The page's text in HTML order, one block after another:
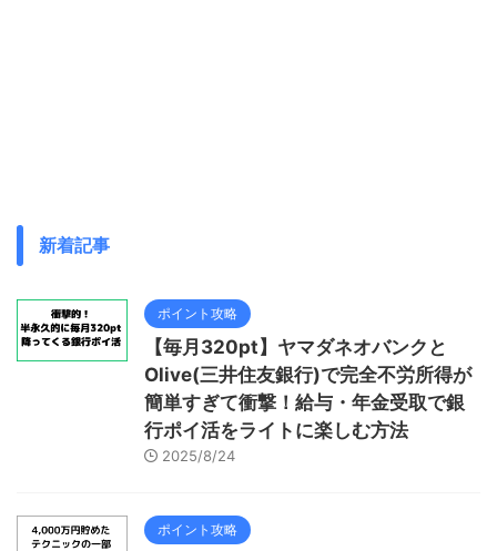
新着記事
ポイント攻略
【毎月320pt】ヤマダネオバンクと
Olive(三井住友銀行)で完全不労所得が
簡単すぎて衝撃！給与・年金受取で銀
行ポイ活をライトに楽しむ方法
2025/8/24
ポイント攻略